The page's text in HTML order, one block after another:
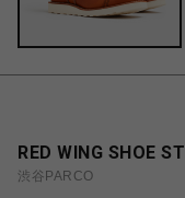
RED WING SHOE
渋谷PARCO